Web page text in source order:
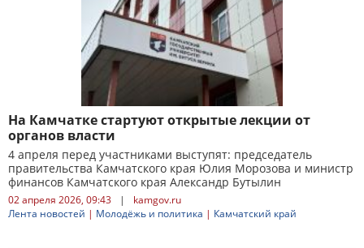
На Камчатке стартуют открытые лекции от
органов власти
4 апреля перед участниками выступят: председатель
правительства Камчатского края Юлия Морозова и министр
финансов Камчатского края Александр Бутылин
02 апреля 2026, 09:43 |
kamgov.ru
Лента новостей | Молодёжь и политика | Камчатский край